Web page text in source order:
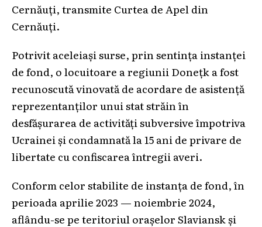
Cernăuți, transmite Curtea de Apel din
Cernăuți.
Potrivit aceleiași surse, prin sentința instanței
de fond, o locuitoare a regiunii Donețk a fost
recunoscută vinovată de acordare de asistență
reprezentanților unui stat străin în
desfășurarea de activități subversive împotriva
Ucrainei și condamnată la 15 ani de privare de
libertate cu confiscarea întregii averi.
Conform celor stabilite de instanța de fond, în
perioada aprilie 2023 — noiembrie 2024,
aflându-se pe teritoriul orașelor Slaviansk și